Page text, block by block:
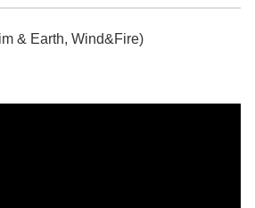
& Earth, Wind&Fire)